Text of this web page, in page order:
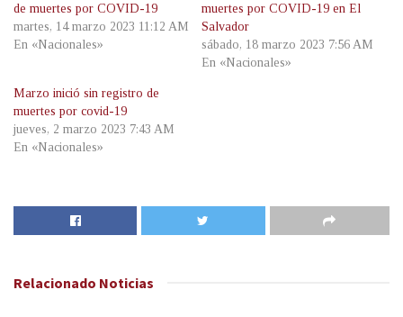
de muertes por COVID-19
martes, 14 marzo 2023 11:12 AM
En «Nacionales»
muertes por COVID-19 en El
Salvador
sábado, 18 marzo 2023 7:56 AM
En «Nacionales»
Marzo inició sin registro de
muertes por covid-19
jueves, 2 marzo 2023 7:43 AM
En «Nacionales»
Relacionado Noticias